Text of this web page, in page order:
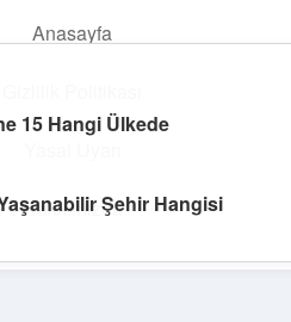
Anasayfa
Hakkımızda
Rehberi
zekice fikirler!
15 Hangi Ülkede
Şehir Hangisi